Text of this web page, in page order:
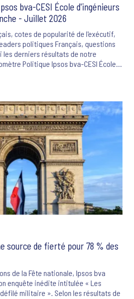
bva-CESI École d'ingénieurs
- Juillet 2026
cotes de popularité de l'exécutif,
politiques Français, questions
derniers résultats de notre
Politique Ipsos bva-CESI École
source de fierté pour 78 % des
de la Fête nationale, Ipsos bva
enquête inédite intitulée « Les
militaire ». Selon les résultats de